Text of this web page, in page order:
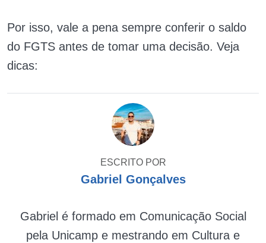
Por isso, vale a pena sempre conferir o saldo
do FGTS antes de tomar uma decisão. Veja
dicas:
ESCRITO POR
Gabriel Gonçalves
Gabriel é formado em Comunicação Social
pela Unicamp e mestrando em Cultura e